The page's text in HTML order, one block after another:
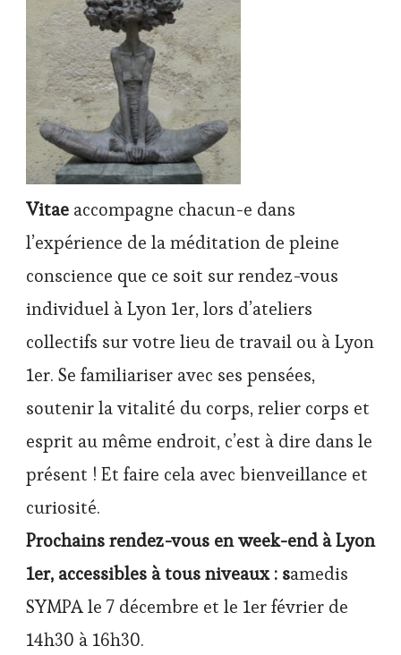
Vitae accompagne chacun-e dans
l’expérience de la méditation de pleine
conscience que ce soit sur rendez-vous
individuel à Lyon 1er, lors d’ateliers
collectifs sur votre lieu de travail ou à Lyon
1er. Se familiariser avec ses pensées,
soutenir la vitalité du corps, relier corps et
esprit au même endroit, c’est à dire dans le
présent ! Et faire cela avec bienveillance et
curiosité.
Prochains rendez-vous en week-end à Lyon
1er, accessibles à tous niveaux : samedis
SYMPA le 7 décembre et le 1er février de
14h30 à 16h30.